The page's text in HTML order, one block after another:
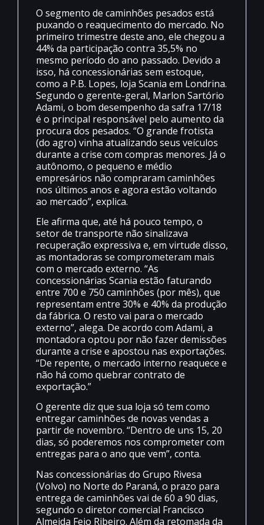
O segmento de caminhões pesados está
puxando o reaquecimento do mercado. No
primeiro trimestre deste ano, ele chegou a
44% da participação contra 35,5% no
mesmo período do ano passado. Devido a
isso, há concessionárias sem estoque,
como a P.B. Lopes, loja Scania em Londrina.
Segundo o gerente-geral, Marlon Sartório
Adami, o bom desempenho da safra 17/18
é o principal responsável pelo aumento da
procura dos pesados. “O grande frotista
(do agro) vinha atualizando seus veículos
durante a crise com compras menores. Já o
autônomo, o pequeno e médio
empresários não compraram caminhões
nos últimos anos e agora estão voltando
ao mercado”, explica.
Ele afirma que, até há pouco tempo, o
setor de transporte não sinalizava
recuperação expressiva e, em virtude disso,
as montadoras se comprometeram mais
com o mercado externo. “As
concessionárias Scania estão faturando
entre 700 e 750 caminhões (por mês), que
representam entre 30% e 40% da produção
da fábrica. O resto vai para o mercado
externo”, alega. De acordo com Adami, a
montadora optou por não fazer demissões
durante a crise e apostou nas exportações.
“De repente, o mercado interno reaquece e
não há como quebrar contrato de
exportação.”
O gerente diz que sua loja só tem como
entregar caminhões de novas vendas a
partir de novembro. “Dentro de uns 15, 20
dias, só poderemos nos comprometer com
entregas para o ano que vem”, conta.
Nas concessionárias do Grupo Rivesa
(Volvo) no Norte do Paraná, o prazo para
entrega de caminhões vai de 60 a 90 dias,
segundo o diretor comercial Francisco
Almeida Feio Ribeiro. Além da retomada da